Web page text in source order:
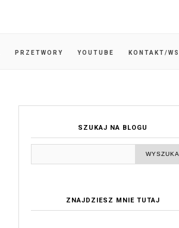
PRZETWORY YOUTUBE KONTAKT/
SZUKAJ NA BLOGU
ZNAJDZIESZ MNIE TUTAJ